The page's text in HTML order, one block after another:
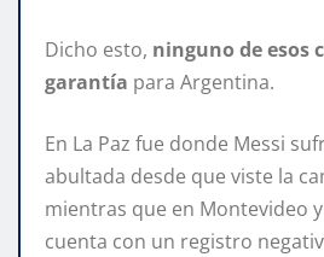
Dicho esto, ninguno de esos
garantía para Argentina.
En La Paz fue donde Messi
abultada desde que viste la
mientras que en Montevideo
cuenta con un registro